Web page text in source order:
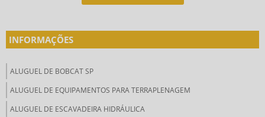
INFORMAÇÕES
ALUGUEL DE BOBCAT SP
ALUGUEL DE EQUIPAMENTOS PARA TERRAPLENAGEM
ALUGUEL DE ESCAVADEIRA HIDRÁULICA